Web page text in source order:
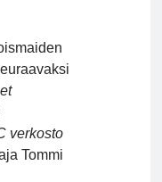
verkosto
Tommi